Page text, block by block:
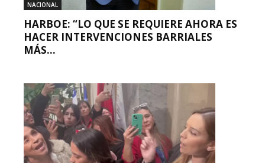
NACIONAL
HARBOE: “LO QUE SE REQUIERE AHORA ES
HACER INTERVENCIONES BARRIALES
MÁS...